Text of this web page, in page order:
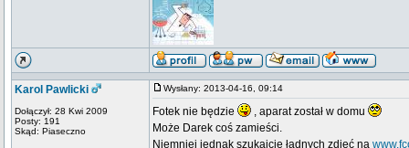
Karol Pawlicki
Dołączył: 28 Kwi 2009
Posty: 191
Skąd: Piaseczno
Wysłany: 2013-04-16, 09:14
Fotek nie będzie
, aparat został w domu
Może Darek coś zamieści.
Niemniej jednak szukajcie ładnych zdjęć na